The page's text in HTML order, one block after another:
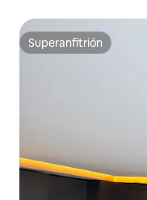
Superanfitrión
Superanfitrión